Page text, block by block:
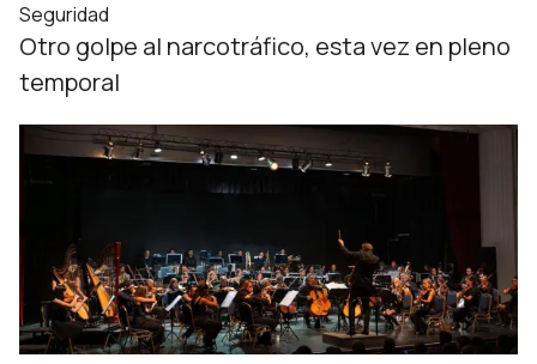
Seguridad
Otro golpe al narcotráfico, esta vez en pleno
temporal